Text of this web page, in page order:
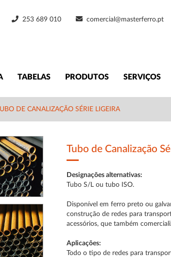
253 689 010 comercial@masterferro.pt
TABELAS PRODUTOS SERVIÇOS
DE CANALIZAÇÃO SÉRIE LIGEIRA
Tubo de Canalização
Designações alternativas:
Tubo S/L ou tubo ISO.
Disponível em ferro preto ou
construção de redes para
acessórios, que também
Aplicações:
Todo o tipo de redes para